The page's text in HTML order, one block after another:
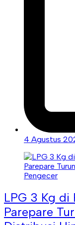
4 Agustus
LPG 3 Kg di
Parepare